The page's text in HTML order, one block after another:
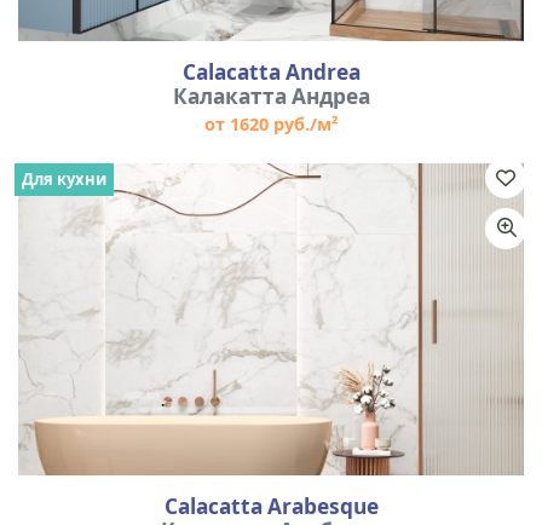
Calacatta Andrea
Калакатта Андреа
от 1620 руб./м²
Calacatta Arabesque
Для кухни